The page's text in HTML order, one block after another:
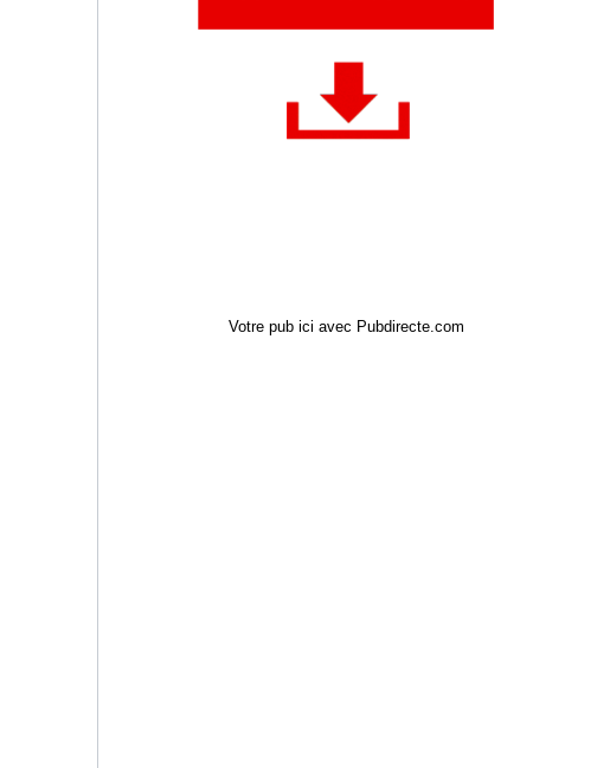
Votre pub ici avec Pubdirecte.com